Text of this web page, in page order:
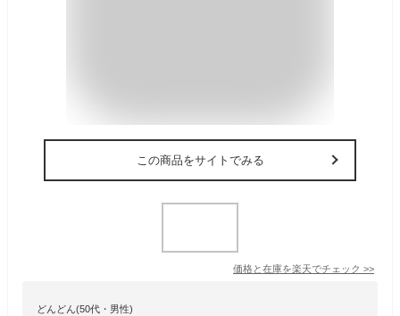
この商品をサイトでみる
価格と在庫を楽天でチェック >>
どんどん(50代・男性)